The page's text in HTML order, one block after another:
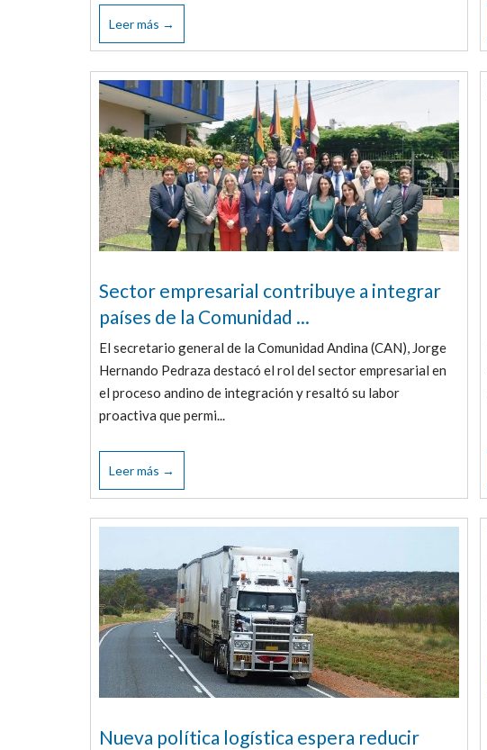
Leer más →
Sector empresarial contribuye a integrar
países de la Comunidad ...
El secretario general de la Comunidad Andina (CAN), Jorge
Hernando Pedraza destacó el rol del sector empresarial en
el proceso andino de integración y resaltó su labor
proactiva que permi...
Leer más →
Nueva política logística espera reducir